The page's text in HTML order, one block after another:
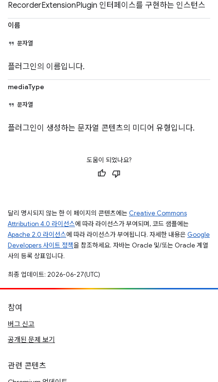
RecorderExtensionPlugin 인터페이스를 구현하는 인스턴스
이름
문자열
플러그인의 이름입니다.
mediaType
문자열
플러그인이 생성하는 문자열 콘텐츠의 미디어 유형입니다.
도움이 되었나요?
달리 명시되지 않는 한 이 페이지의 콘텐츠에는 Creative Commons
Attribution 4.0 라이선스에 따라 라이선스가 부여되며, 코드 샘플에는
Apache 2.0 라이선스에 따라 라이선스가 부여됩니다. 자세한 내용은 Google
Developers 사이트 정책을 참조하세요. 자바는 Oracle 및/또는 Oracle 계열
사의 등록 상표입니다.
최종 업데이트: 2026-06-27(UTC)
참여
버그 신고
공개된 문제 보기
관련 콘텐츠